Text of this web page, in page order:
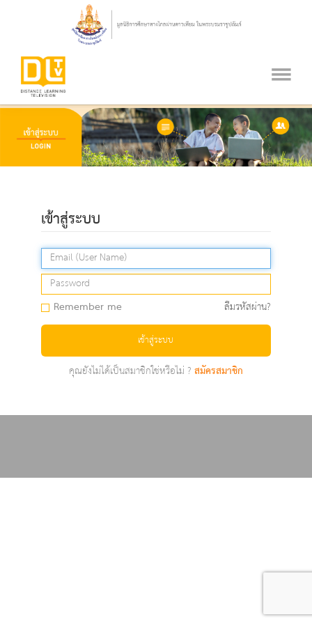
เข้าสู่ระบบ
Remember me ลืมรหัสผ่าน?
เข้าสู่ระบบ
คุณยังไม่ได้เป็นสมาชิกใช่หรือไม่ ?สมัครสมาชิก